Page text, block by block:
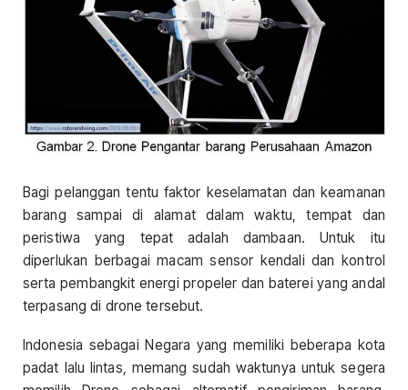
Bagi pelanggan tentu faktor keselamatan dan keamanan
barang sampai di alamat dalam waktu, tempat dan
peristiwa yang tepat adalah dambaan. Untuk itu
diperlukan berbagai macam sensor kendali dan kontrol
serta pembangkit energi propeler dan baterei yang andal
terpasang di drone tersebut.
Indonesia sebagai Negara yang memiliki beberapa kota
padat lalu lintas, memang sudah waktunya untuk segera